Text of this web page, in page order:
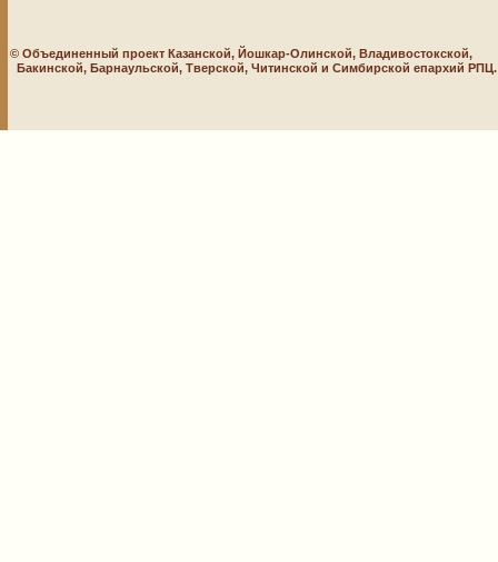
© Объединенный проект Казанской, Йошкар-Олинской, Владивостокской,
Бакинской, Барнаульской, Тверской, Читинской и Симбирской епархий РПЦ.